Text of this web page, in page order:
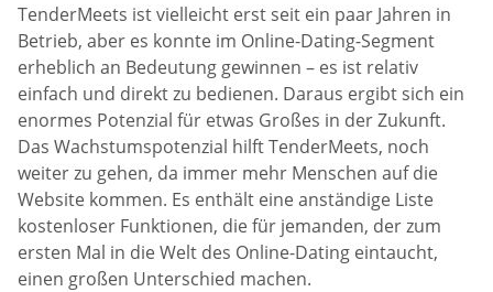
TenderMeets ist vielleicht erst seit ein paar Jahren in
Betrieb, aber es konnte im Online-Dating-Segment
erheblich an Bedeutung gewinnen – es ist relativ
einfach und direkt zu bedienen. Daraus ergibt sich ein
enormes Potenzial für etwas Großes in der Zukunft.
Das Wachstumspotenzial hilft TenderMeets, noch
weiter zu gehen, da immer mehr Menschen auf die
Website kommen. Es enthält eine anständige Liste
kostenloser Funktionen, die für jemanden, der zum
ersten Mal in die Welt des Online-Dating eintaucht,
einen großen Unterschied machen.